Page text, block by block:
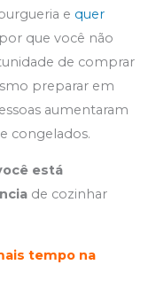
e quer
que você não
de comprar
preparar em
aumentaram
congelados.
está
de cozinhar
tempo na